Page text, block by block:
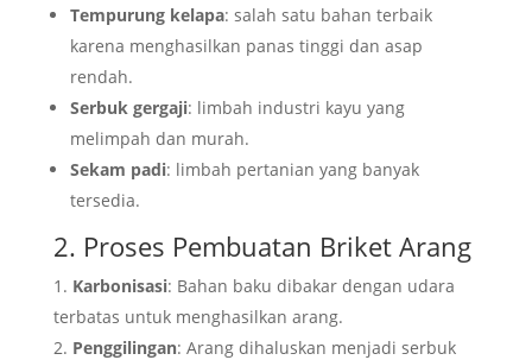
Tempurung kelapa: salah satu bahan terbaik
karena menghasilkan panas tinggi dan asap
rendah.
Serbuk gergaji: limbah industri kayu yang
melimpah dan murah.
Sekam padi: limbah pertanian yang banyak
tersedia.
2. Proses Pembuatan Briket Arang
Karbonisasi: Bahan baku dibakar dengan udara
terbatas untuk menghasilkan arang.
Penggilingan: Arang dihaluskan menjadi serbuk